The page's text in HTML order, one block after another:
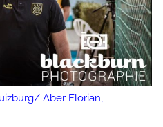
Aber Florian,